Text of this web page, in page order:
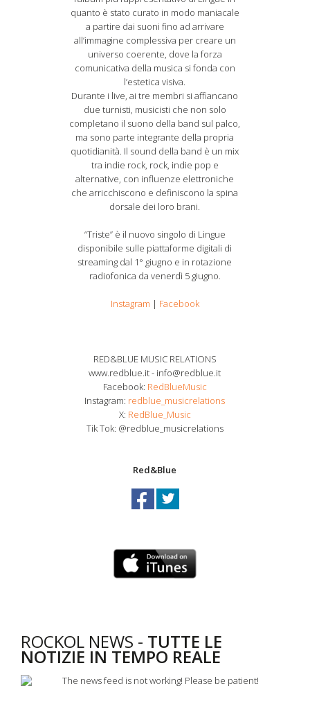
quanto è stato curato in modo maniacale
a partire dai suoni fino ad arrivare
all’immagine complessiva per creare un
universo coerente, dove la forza
comunicativa della musica si fonda con
l’estetica visiva.
Durante i live, ai tre membri si affiancano
due turnisti, musicisti che non solo
completano il suono della band sul palco,
ma sono parte integrante della propria
quotidianità. Il sound della band è un mix
tra indie rock, rock, indie pop e
alternative, con influenze elettroniche
che arricchiscono e definiscono la spina
dorsale dei loro brani.
“Triste” è il nuovo singolo di Lingue
disponibile sulle piattaforme digitali di
streaming dal 1° giugno e in rotazione
radiofonica da venerdì 5 giugno.
Instagram | Facebook
RED&BLUE MUSIC RELATIONS
www.redblue.it - info@redblue.it
Facebook: RedBlueMusic
Instagram: redblue_musicrelations
X: RedBlue_Music
Tik Tok: @redblue_musicrelations
Red&Blue
ROCKOL NEWS - TUTTE LE
NOTIZIE IN TEMPO REALE